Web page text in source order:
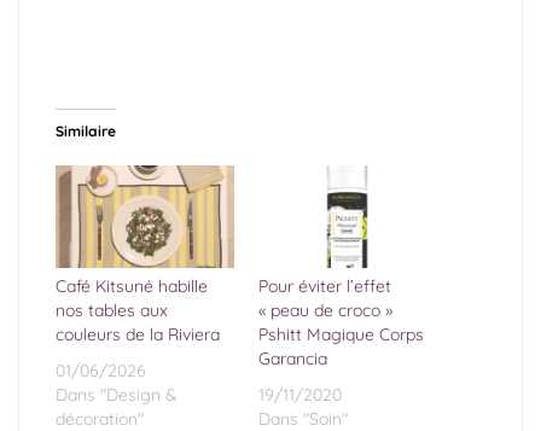
Similaire
Café Kitsuné habille
nos tables aux
couleurs de la Riviera
01/06/2026
Dans "Design &
décoration"
Pour éviter l’effet
« peau de croco »
Pshitt Magique Corps
Garancia
19/11/2020
Dans "Soin"